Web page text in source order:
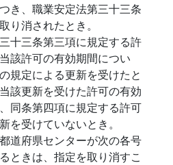
き、職業安定法第三十三条
り消されたとき。
十三条第三項に規定する許
該許可の有効期間につい
規定による更新を受けたと
該更新を受けた許可の有効
同条第四項に規定する許可
を受けていないとき。
道府県センターが次の各号
ときは、指定を取り消すこ